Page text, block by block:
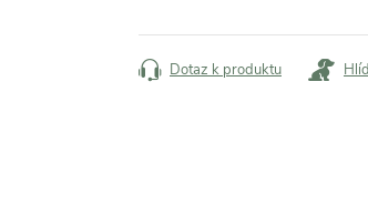
cena:
Dotaz k produktu